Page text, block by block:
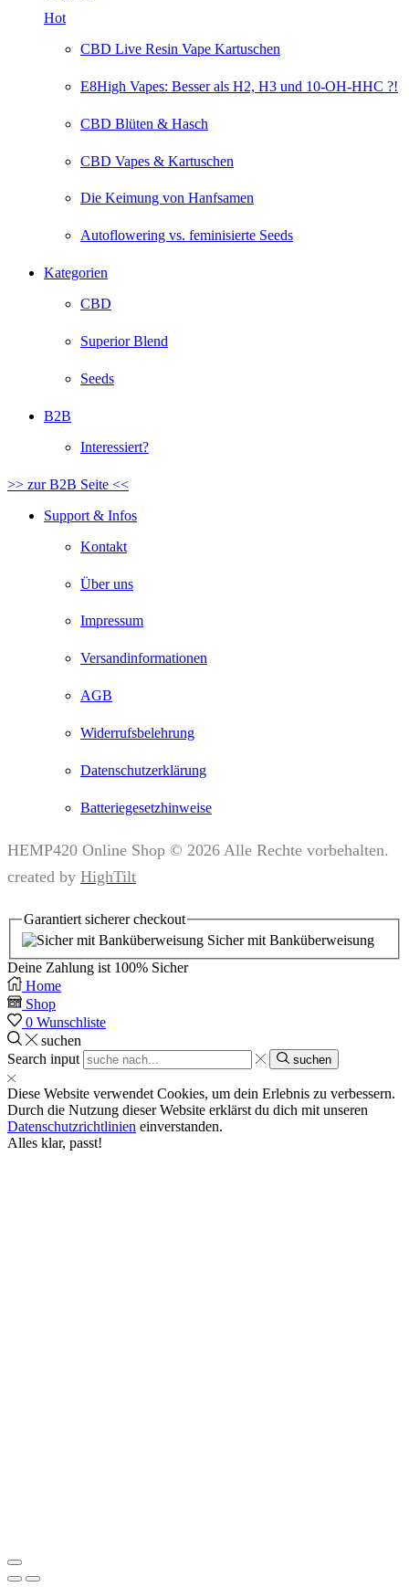
Hot
CBD Live Resin Vape Kartuschen
E8High Vapes: Besser als H2, H3 und 10-OH-HHC ?!
CBD Blüten & Hasch
CBD Vapes & Kartuschen
Die Keimung von Hanfsamen
Autoflowering vs. feminisierte Seeds
Kategorien
CBD
Superior Blend
Seeds
B2B
Interessiert?
>> zur B2B Seite <<
Support & Infos
Kontakt
Über uns
Impressum
Versandinformationen
AGB
Widerrufsbelehrung
Datenschutzerklärung
Batteriegesetzhinweise
HEMP420 Online Shop © 2026 Alle Rechte vorbehalten.
created by HighTilt
Garantiert sicherercheckout
Sicher mit Banküberweisung
Deine Zahlung ist 100% Sicher
Home
Shop
0 Wunschliste
suchen
Search input
suchen
Diese Website verwendet Cookies, um dein Erlebnis zu verbessern.
Durch die Nutzung dieser Website erklärst du dich mit unseren
Datenschutzrichtlinien einverstanden.
Alles klar, passt!